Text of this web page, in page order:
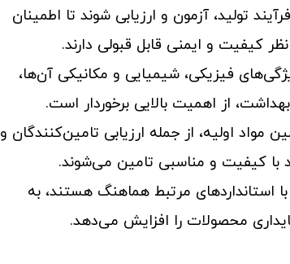
تولید، آزمون و ارزیابی شوند تا اطمینان
کیفیت و ایمنی قابل قبولی دارند.
فیزیکی، شیمیایی و مکانیکی آن‌ها،
از اهمیت بالایی برخوردار است.
مواد اولیه، از جمله ارزیابی تامین‌کنندگان و
با کیفیت و مناسبی تامین می‌شوند.
با استانداردهای مرتبط هماهنگ هستند، به
محصولات را افزایش می‌دهد.